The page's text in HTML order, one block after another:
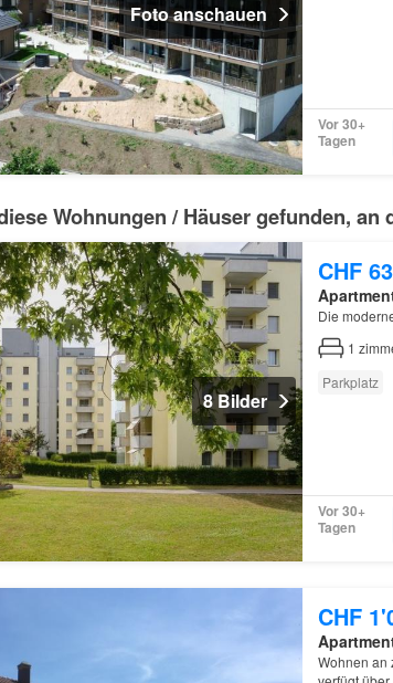
Foto anschauen
Vor 30+
Tagen
Wohnungen / Häuser gefunden,
8 Bilder
CHF
Die
1
Parkplatz
Vor 30+
Tagen
CHF
Wohnen an